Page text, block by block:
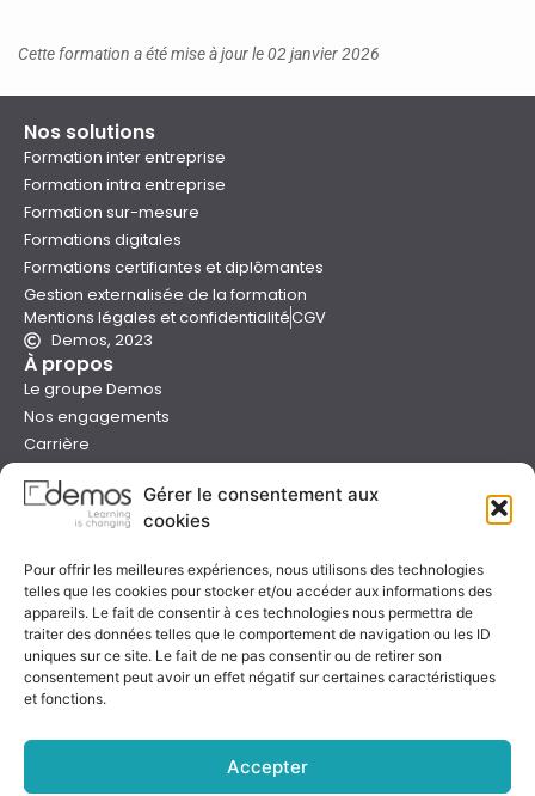
Gérer le consentement aux
cookies
Pour offrir les meilleures expériences, nous utilisons des technologies
telles que les cookies pour stocker et/ou accéder aux informations des
appareils. Le fait de consentir à ces technologies nous permettra de
traiter des données telles que le comportement de navigation ou les ID
uniques sur ce site. Le fait de ne pas consentir ou de retirer son
consentement peut avoir un effet négatif sur certaines caractéristiques
et fonctions.
Accepter
Cette formation a été mise à jour le 02 janvier 2026
Nos solutions
Formation inter entreprise
Formation intra entreprise
Formation sur-mesure
Formations digitales
Formations certifiantes et diplômantes
Gestion externalisée de la formation
Mentions légales et confidentialitéCGV
Demos, 2023
À propos
Le groupe Demos
Nos engagements
Carrière
Presse
Catalogues
Aide
Nous contacter
Nous trouver
Préparer sa formation
Sessions garanties
Qualité & certification